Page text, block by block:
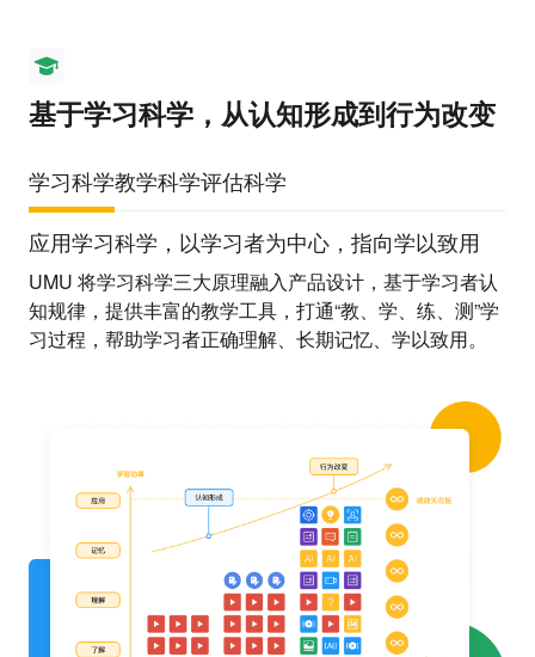
基于学习科学，从认知形成到行为改变
学习科学教学科学评估科学
应用学习科学，以学习者为中心，指向学以致用
UMU 将学习科学三大原理融入产品设计，基于学习者认
知规律，提供丰富的教学工具，打通“教、学、练、测”学
习过程，帮助学习者正确理解、长期记忆、学以致用。